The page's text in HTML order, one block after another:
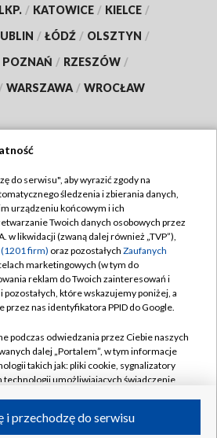
/ KATOWICE / KIELCE /
/ ŁÓDŹ / OLSZTYN /
POZNAŃ / RZESZÓW /
/ WARSZAWA / WROCŁAW
TVP
Cyfrowa
Regulamin TVP
prywatności
Moje zgody
Pomoc
Kontakt
Kanały
do serwisu", aby wyrazić zgody na
śledzenia i zbierania danych,
urządzeniu końcowym i ich
Twoich danych osobowych przez
w likwidacji (zwaną dalej również „TVP”),
firm) oraz pozostałych Zaufanych
marketingowych (w tym do
reklam do Twoich zainteresowań i
które wskazujemy poniżej, a
przez nas identyfikatora PPID do Google.
podczas odwiedzania przez Ciebie naszych
dalej „Portalem”, w tym informacje
takich jak: pliki cookie, sygnalizatory
technologii umożliwiających świadczenie
i przechodzę do serwisu